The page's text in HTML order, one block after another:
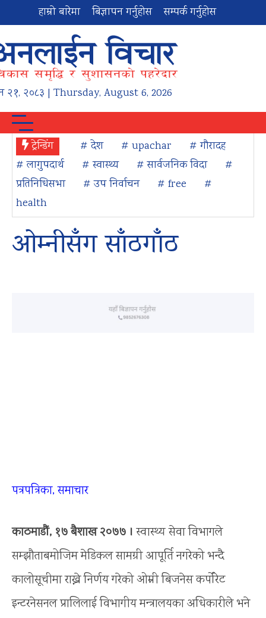
हाम्रो बारेमा बिज्ञापन गर्नुहोस सम्पर्क गर्नुहोस
२१, २०८३ | Thursday, August 6, 2026
ट्रेन्डिंग # देश # upachar
# गौरादह
# लागुपदार्थ
# स्वास्थ्य # सार्वजनिक विदा
#
प्रतिनिधिसभा
# उप निर्वाचन # free
#
health
ओम्नीसँग साँठगाँठ
पत्रपत्रिका, समाचार
काठमाडौं, १७ बैशाख २०७७ । स्वास्थ्य सेवा विभागले
सम्झौताबमोजिम मेडिकल सामग्री आपूर्ति नगरेको भन्दै
कालोसूचीमा राख्ने निर्णय गरेको ओम्नी बिजनेस कर्पोरेट
इन्टरनेसनल प्रालिलाई विभागीय मन्त्रालयका अधिकारीले भने